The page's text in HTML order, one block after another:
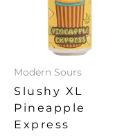
Modern Sours
Slushy XL
Pineapple
Express